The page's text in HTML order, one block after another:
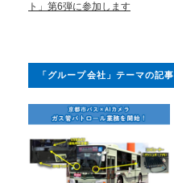
ト」第6弾に参加します
「グループ会社」テーマの記事